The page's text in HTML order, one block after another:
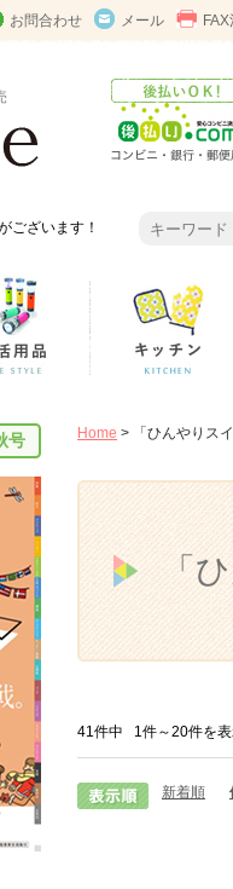
お問合わせ メール
がございます！
号 Home > 「ひんやりス
「
41件中 1件～20件を
新着順